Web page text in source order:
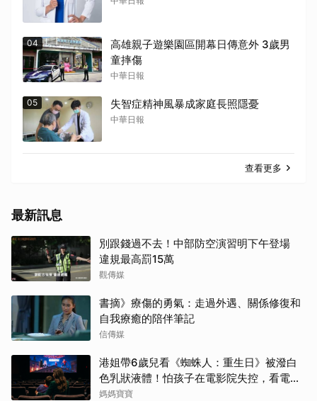
04
高雄親子遊樂園區開幕日傳意外 3歲男
童摔傷
中華日報
05 失智症精神風暴成家庭長照隱憂
中華日報
查看更多
最新訊息
別跟錢過不去！中部防空演習明下午登場
違規最高罰15萬
觀傳媒
書摘》療傷的勇氣：走過外遇、關係修復和
自我療癒的陪伴筆記
信傳媒
港姐帶6歲兒看《蜘蛛人：重生日》被潑白
色乳狀液體！怕孩子在電影院失控，看電影
前爸媽「必做3件事與3評估」
媽媽寶寶